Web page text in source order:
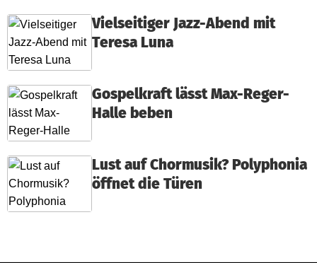
Vielseitiger Jazz-Abend mit
Teresa Luna
Gospelkraft lässt Max-Reger-
Halle beben
Lust auf Chormusik? Polyphonia
öffnet die Türen